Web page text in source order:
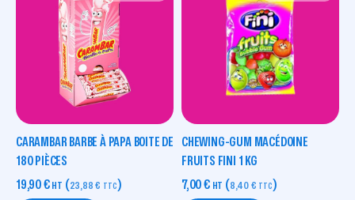
CARAMBAR BARBE À PAPA BOITE DE
180 PIÈCES
19,90€ HT (23,88€ TTC)
CHEWING-GUM MACÉDOINE
FRUITS FINI 1 KG
7,00€ HT (8,40 € TTC)